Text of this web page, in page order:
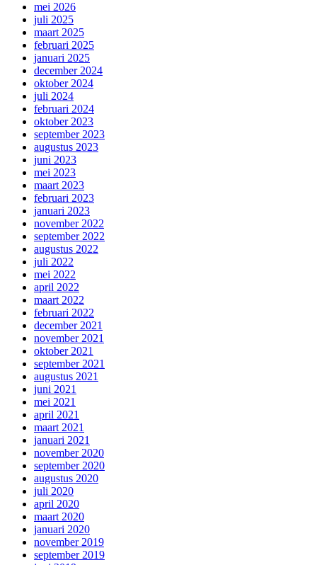
mei 2026
juli 2025
maart 2025
februari 2025
januari 2025
december 2024
oktober 2024
juli 2024
februari 2024
oktober 2023
september 2023
augustus 2023
juni 2023
mei 2023
maart 2023
februari 2023
januari 2023
november 2022
september 2022
augustus 2022
juli 2022
mei 2022
april 2022
maart 2022
februari 2022
december 2021
november 2021
oktober 2021
september 2021
augustus 2021
juni 2021
mei 2021
april 2021
maart 2021
januari 2021
november 2020
september 2020
augustus 2020
juli 2020
april 2020
maart 2020
januari 2020
november 2019
september 2019